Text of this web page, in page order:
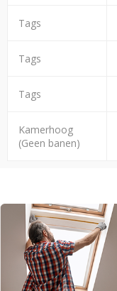
Tags
Tags
Tags
Kamerhoog
(Geen banen)